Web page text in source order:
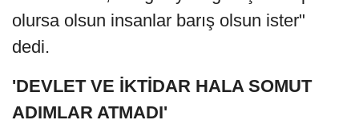
olursa olsun insanlar barış olsun ister"
dedi.
'DEVLET VE İKTİDAR HALA SOMUT
ADIMLAR ATMADI'